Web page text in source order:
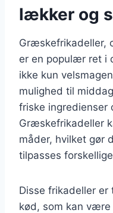
lækker og
Græskefrikadeller,
er en populær ret i
ikke kun
mulighed til
friske ingredienser
Græskefrikadeller
måder, hvilket gør
tilpasses
Disse frikadeller
kød, som kan være